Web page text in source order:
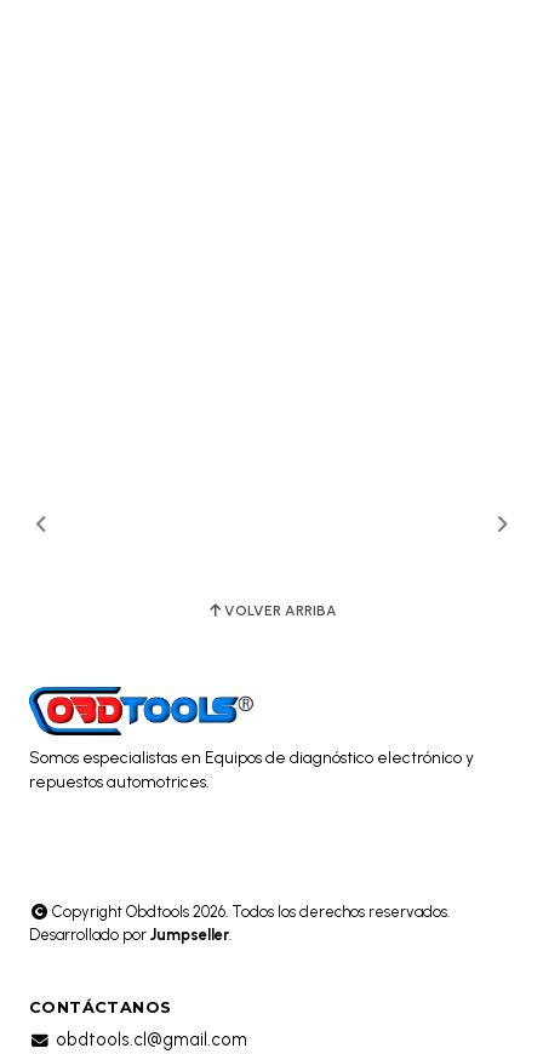
VOLVER ARRIBA
Somos especialistas en Equipos de diagnóstico electrónico y
repuestos automotrices.
Copyright Obdtools 2026. Todos los derechos reservados.
Desarrollado por Jumpseller.
CONTÁCTANOS
obdtools.cl@gmail.com